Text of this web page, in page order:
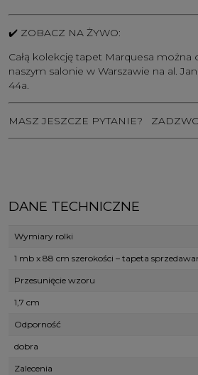
✔️ ZOBACZ NA ŻYWO:
Całą kolekcję tapet Marquesa można
naszym salonie w Warszawie na al.
44a.
MASZ JESZCZE PYTANIE?
DANE TECHNICZNE
Wymiary rolki
1 mb x 88 cm szerokości – tapeta
Przesunięcie wzoru
1,7 cm
Odporność
dobra
Zalecenia